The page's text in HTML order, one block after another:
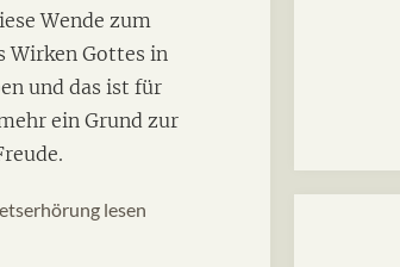
Wende zum
Wirken Gottes in
und das ist für
ein Grund zur
lesen